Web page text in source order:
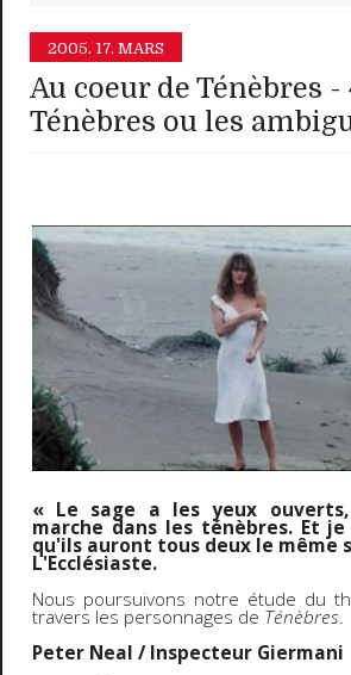
2005. 17. MARS
Au coeur de Ténèbres -
Ténèbres ou les
« Le sage a les yeux
marche dans les ténèbres. Et
qu'ils auront tous deux le même
L'Ecclésiaste.
Nous poursuivons notre étude du
travers les personnages de Ténèbres.
Peter Neal / Inspecteur Giermani